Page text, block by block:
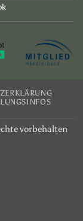
vorbehalten